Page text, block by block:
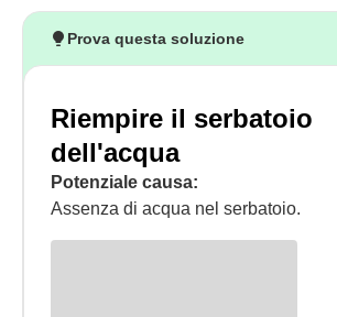
Prova questa soluzione
Riempire il serbatoio
dell'acqua
Potenziale causa:
Assenza di acqua nel serbatoio.